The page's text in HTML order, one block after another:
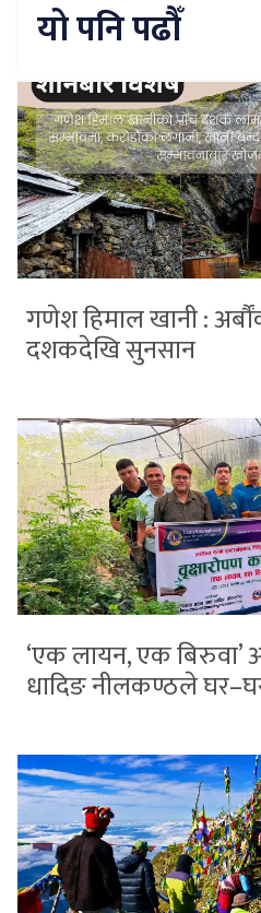
यो पनि पढौँ
गणेश हिमाल खानी :
दशकदेखि सुनसान
‘एक लायन, एक बिरुवा’
धादिङ नीलकण्ठले